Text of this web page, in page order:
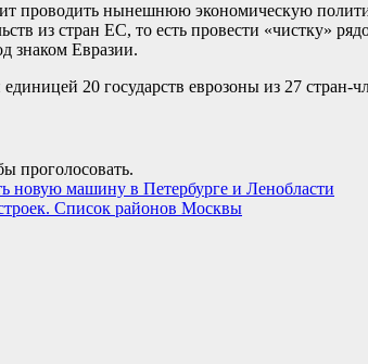
проводить нынешнюю экономическую
из стран ЕС, то есть провести
знаком Евразии.
единицей 20 государств еврозоны из 27
проголосовать.
новую машину в Петербурге и Ленобласти
Список районов Москвы